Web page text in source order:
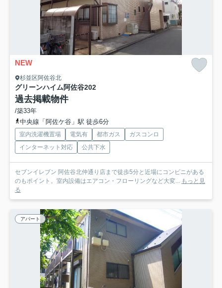
NEW
杉並区阿佐谷北
グリーンハイム阿佐谷202
過去掲載物件
/築33年
中央線「阿佐ケ谷」駅 徒歩6分
室内洗濯機置場 電気有 都市ガス
ガスコンロ
インターネット対応
公共下水
セブンイレブン 阿佐谷北仲通り店まで徒歩5分と近場にコンビニがある
のもポイント。室内設備はエアコン・フローリングなど大変... もっと見
る
アパート